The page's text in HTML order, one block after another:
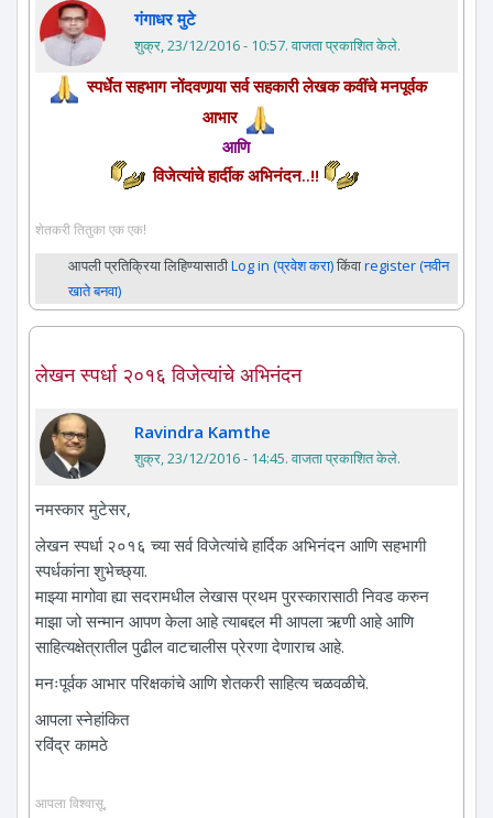
गंगाधर मुटे
शुक्र, 23/12/2016 - 10:57. वाजता प्रकाशित केले.
स्पर्धेत सहभाग नोंदवणार्‍या सर्व सहकारी लेखक कवींचे मनपूर्वक
आभार
आणि
विजेत्यांचे हार्दीक अभिनंदन..!!
शेतकरी तितुका एक एक!
आपली प्रतिक्रिया लिहिण्यासाठीLog in (प्रवेश करा)किंवाregister (नवीन
खाते बनवा)
लेखन स्पर्धा २०१६ विजेत्यांचे अभिनंदन
Ravindra Kamthe
शुक्र, 23/12/2016 - 14:45. वाजता प्रकाशित केले.
नमस्कार मुटेसर,
लेखन स्पर्धा २०१६ च्या सर्व विजेत्यांचे हार्दिक अभिनंदन आणि सहभागी
स्पर्धकांना शुभेच्छ्या.
माझ्या मागोवा ह्या सदरामधील लेखास प्रथम पुरस्कारासाठी निवड करुन
माझा जो सन्मान आपण केला आहे त्याबद्दल मी आपला ऋणी आहे आणि
साहित्यक्षेत्रातील पुढील वाटचालीस प्रेरणा देणाराच आहे.
मनःपूर्वक आभार परिक्षकांचे आणि शेतकरी साहित्य चळवळीचे.
आपला स्नेहांकित
रविंद्र कामठे
आपला विश्वासू,